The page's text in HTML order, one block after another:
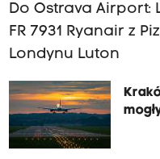
Do Ostrava Airport:
FR 7931 Ryanair z
Londynu Luton